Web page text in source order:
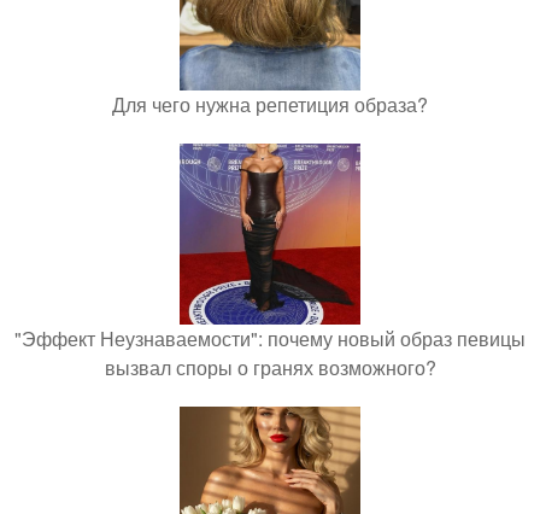
Для чего нужна репетиция образа?
"Эффект Неузнаваемости": почему новый образ певицы
вызвал споры о гранях возможного?